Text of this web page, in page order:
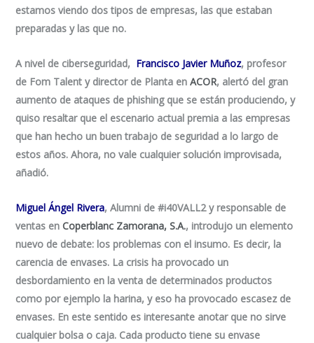
estamos viendo dos tipos de empresas, las que estaban
preparadas y las que no.
A nivel de ciberseguridad, Francisco Javier Muñoz, profesor
de Fom Talent y director de Planta enACOR, alertó del gran
aumento de ataques de phishing que se están produciendo, y
quiso resaltar que el escenario actual premia a las empresas
que han hecho un buen trabajo de seguridad a lo largo de
estos años. Ahora, no vale cualquier solución improvisada,
añadió.
Miguel Ángel Rivera, Alumni de #i40VALL2 y responsable de
ventas enCoperblanc Zamorana, S.A., introdujo un elemento
nuevo de debate: los problemas con el insumo. Es decir, la
carencia de envases. La crisis ha provocado un
desbordamiento en la venta de determinados productos
como por ejemplo la harina, y eso ha provocado escasez de
envases. En este sentido es interesante anotar que no sirve
cualquier bolsa o caja. Cada producto tiene su envase